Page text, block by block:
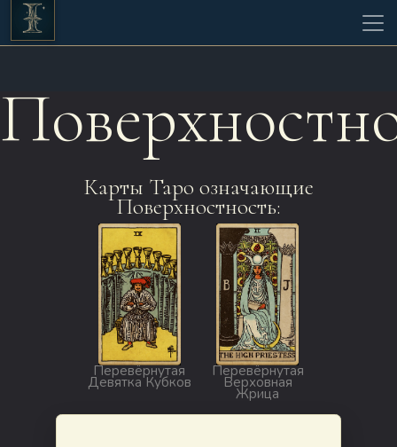
Карты Таро означающие
Поверхностность:
Перевёрнутая
Девятка Кубков
Перевёрнутая
Верховная
Жрица